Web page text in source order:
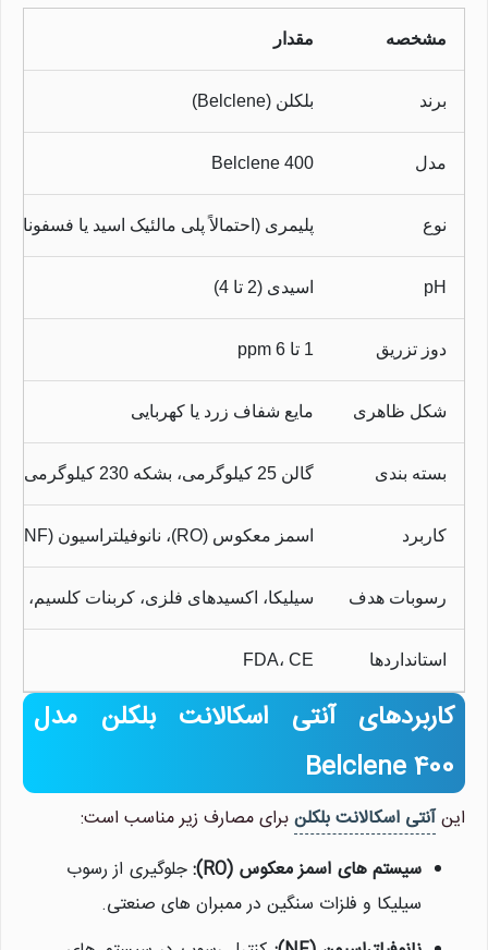
مشخصه مقدار
برند بلکلن (Belclene)
مدل Belclene 400
نوع پلیمری (احتمالاً پلی مالئیک اسید یا فسفونات
pH اسیدی (2 تا 4)
دوز تزریق 1 تا 6 ppm
شکل ظاهری مایع شفاف زرد یا کهربایی
بسته بندی گالن 25 کیلوگرمی، بشکه 230 کیلوگرمی
کاربرد اسمز معکوس (RO)، نانوفیلتراسیون (NF)، برج های خنک کننده
رسوبات هدف سیلیکا، اکسیدهای فلزی، کربنات کلسیم،
استانداردها FDA، CE
کاربردهای آنتی اسکالانت بلکلن مدل
Belclene 400
اینآنتی اسکالانت بلکلنبرای مصارف زیر مناسب است:
سیستم های اسمز معکوس (RO):
جلوگیری از رسوب
سیلیکا و فلزات سنگین در ممبران های صنعتی.
نیلان واتر
معمولا در لحظه پاسخگوی شما
هستیم.